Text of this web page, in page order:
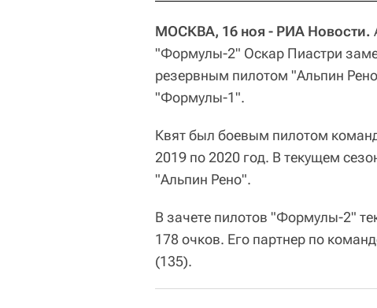
МОСКВА, 16 ноя - РИА Новости.
"Формулы-2" Оскар Пиастри
резервным пилотом "Альпин
"Формулы-1".
Квят был боевым пилотом
2019 по 2020 год. В текущем
"Альпин Рено".
В зачете пилотов "Формулы-2"
178 очков. Его партнер по
(135).